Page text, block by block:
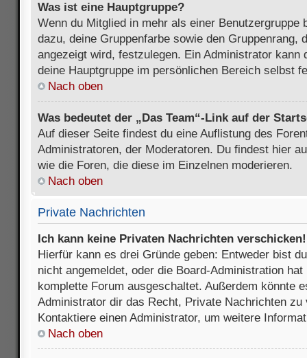
Was ist eine Hauptgruppe?
Wenn du Mitglied in mehr als einer Benutzergruppe
dazu, deine Gruppenfarbe sowie den Gruppenrang,
angezeigt wird, festzulegen. Ein Administrator kann
deine Hauptgruppe im persönlichen Bereich selbst
Nach oben
Was bedeutet der „Das Team“-Link auf der
Auf dieser Seite findest du eine Auflistung des
Administratoren, der Moderatoren. Du findest hier
wie die Foren, die diese im Einzelnen moderieren.
Nach oben
Private Nachrichten
Ich kann keine Privaten Nachrichten verschicken!
Hierfür kann es drei Gründe geben: Entweder bist
nicht angemeldet, oder die Board-Administration
komplette Forum ausgeschaltet. Außerdem könnte
Administrator dir das Recht, Private Nachrichten
Kontaktiere einen Administrator, um weitere
Nach oben